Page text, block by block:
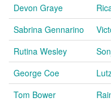
Devon Graye
Sabrina Gennarino
Rutina Wesley
George Coe
Tom Bower